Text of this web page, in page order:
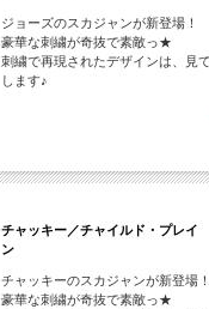
ジョーズのスカジャンが新登場！
豪華な刺繍が奇抜で素敵っ★
刺繍で再現されたデザインは、見
します♪
チャッキー／チャイルド・プレイ
ン
チャッキーのスカジャンが新登場！
豪華な刺繍が奇抜で素敵っ★